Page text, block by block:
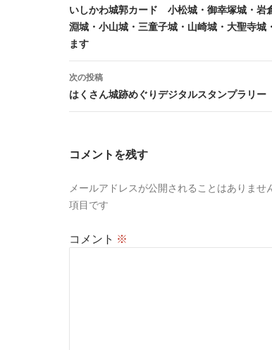
稿
ナ
ビ
ゲ
ー
ョ
ン
いしかわ城郭カード 小松城・御幸塚城・岩
淵城・小山城・三童子城・山崎城・大聖寺
ます
次の投稿
はくさん城跡めぐりデジタルスタンプラリー
コメントを残す
メールアドレスが公開されることはありませ
項目です
コメント ※